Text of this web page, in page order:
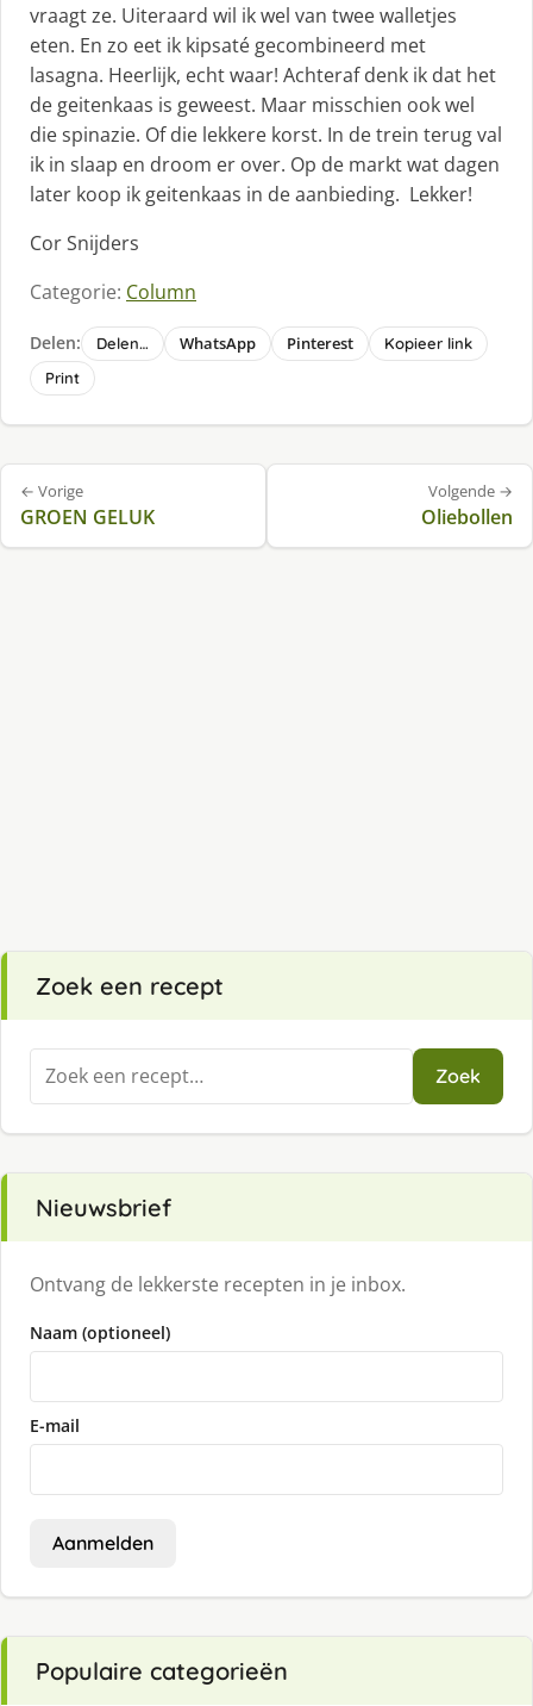
vraagt ze. Uiteraard wil ik wel van twee walletjes
eten. En zo eet ik kipsaté gecombineerd met
lasagna. Heerlijk, echt waar! Achteraf denk ik dat het
de geitenkaas is geweest. Maar misschien ook wel
die spinazie. Of die lekkere korst. In de trein terug val
ik in slaap en droom er over. Op de markt wat dagen
later koop ik geitenkaas in de aanbieding. Lekker!
Cor Snijders
Categorie: Column
Delen: Delen… WhatsApp Pinterest
Kopieer link
Print
Bericht
navigatie
← Vorige
GROEN GELUK
Volgende →
Oliebollen
Zoek een recept
Zoeken
naar:
Zoek
Nieuwsbrief
Ontvang de lekkerste recepten in je inbox.
Naam (optioneel)
E-mail
Aanmelden
Populaire categorieën